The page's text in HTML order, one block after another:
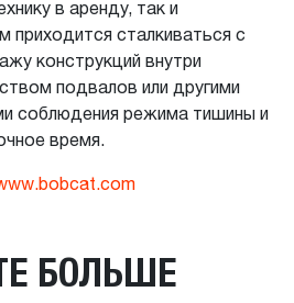
в аренду, так и
приходится сталкиваться с
конструкций внутри
подвалов или другими
соблюдения режима тишины и
время.
БОЛЬШЕ